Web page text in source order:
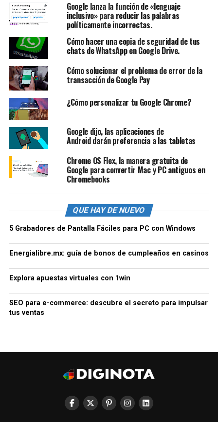
Google lanza la función de «lenguaje
inclusivo» para reducir las palabras
políticamente incorrectas.
Cómo hacer una copia de seguridad de tus
chats de WhatsApp en Google Drive.
Cómo solucionar el problema de error de la
transacción de Google Pay
¿Cómo personalizar tu Google Chrome?
Google dijo, las aplicaciones de
Android darán preferencia a las tabletas
Chrome OS Flex, la manera gratuita de
Google para convertir Mac y PC antiguos en
Chromebooks
QUE HAY DE NUEVO
5 Grabadores de Pantalla Fáciles para PC con Windows
Energialibre.mx: guía de bonos de cumpleaños en casinos
Explora apuestas virtuales con 1win
SEO para e-commerce: descubre el secreto para impulsar
tus ventas